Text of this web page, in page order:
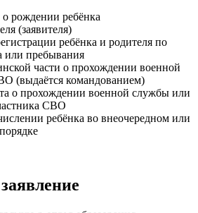
о рождении ребёнка
(заявителя)
ребёнка и родителя по
или пребывания
части о прохождении военной
(выдаётся командованием)
о прохождении военной службы или
СВО
ребёнка во внеочередном или